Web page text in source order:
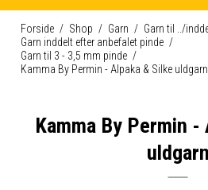
Forside / Shop / Garn / Garn til ../
Garn inddelt efter anbefalet pinde /
Garn til 3 - 3,5 mm pinde /
Kamma By Permin - Alpaka & Silke uldgarn
Kamma By Permin -
uldgarn